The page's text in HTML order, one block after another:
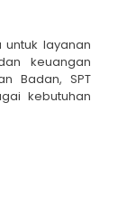
untuk layanan
keuangan
Badan, SPT
kebutuhan